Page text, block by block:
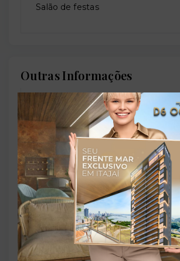
Salão de festas
Outras Informações
Referência:
O-67138-103590
Perfil:
Residencial